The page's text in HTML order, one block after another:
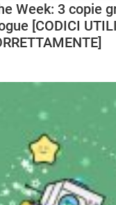
Week: 3 copie
[CODICI